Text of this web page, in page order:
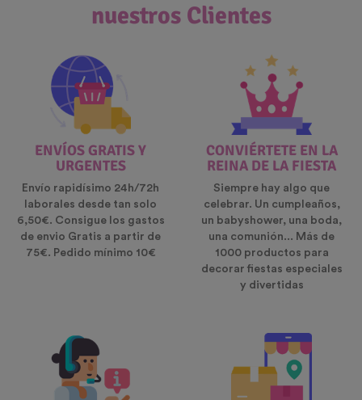
nuestros Clientes
ENVÍOS GRATIS Y
URGENTES
Envío rapidísimo 24h/72h
laborales desde tan solo
6,50€. Consigue los gastos
de envio Gratis a partir de
75€. Pedido mínimo 10€
CONVIÉRTETE EN LA
REINA DE LA FIESTA
Siempre hay algo que
celebrar. Un cumpleaños,
un babyshower, una boda,
una comunión... Más de
1000 productos para
decorar fiestas especiales
y divertidas